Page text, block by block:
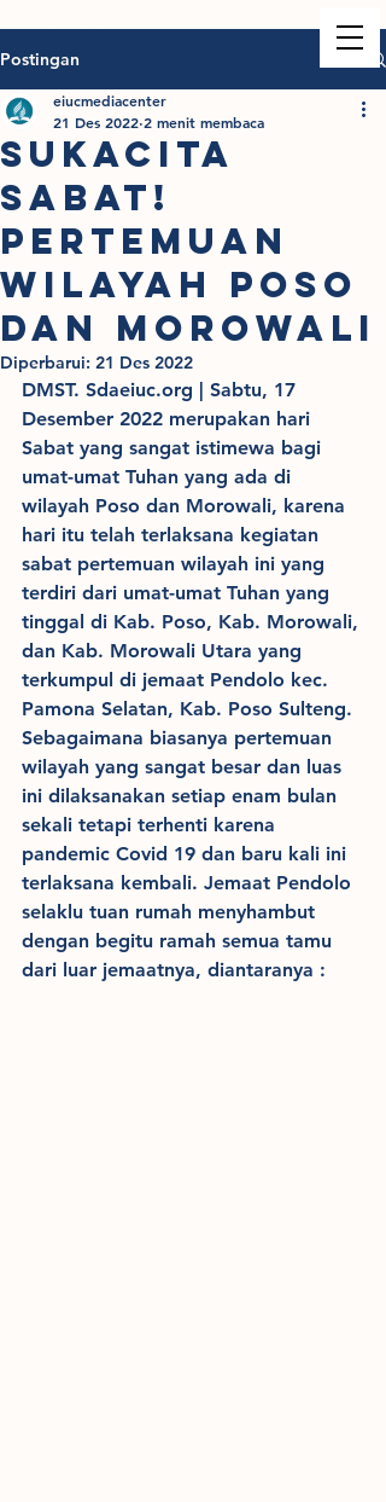
Postingan
SUKACITA
SABAT!
PERTEMUAN
WILAYAH POSO
DAN MOROWALI
eiucmediacenter
21 Des 2022 2 menit membaca
Diperbarui: 21 Des 2022
DMST. Sdaeiuc.org | Sabtu, 17
Desember 2022 merupakan hari
Sabat yang sangat istimewa bagi
umat-umat Tuhan yang ada di
wilayah Poso dan Morowali, karena
hari itu telah terlaksana kegiatan
sabat pertemuan wilayah ini yang
terdiri dari umat-umat Tuhan yang
tinggal di Kab. Poso, Kab. Morowali,
dan Kab. Morowali Utara yang
terkumpul di jemaat Pendolo kec.
Pamona Selatan, Kab. Poso Sulteng.
Sebagaimana biasanya pertemuan
wilayah yang sangat besar dan luas
ini dilaksanakan setiap enam bulan
sekali tetapi terhenti karena
pandemic Covid 19 dan baru kali ini
terlaksana kembali. Jemaat Pendolo
selaklu tuan rumah menyhambut
dengan begitu ramah semua tamu
dari luar jemaatnya, diantaranya :